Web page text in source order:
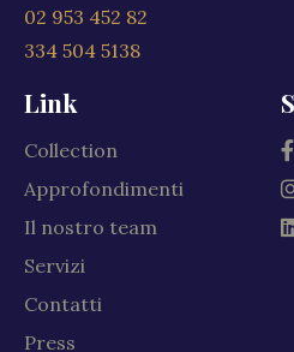
02 953 452 82
334 504 5138
Link
Collection
Approfondimenti
Il nostro team
Servizi
Contatti
Press